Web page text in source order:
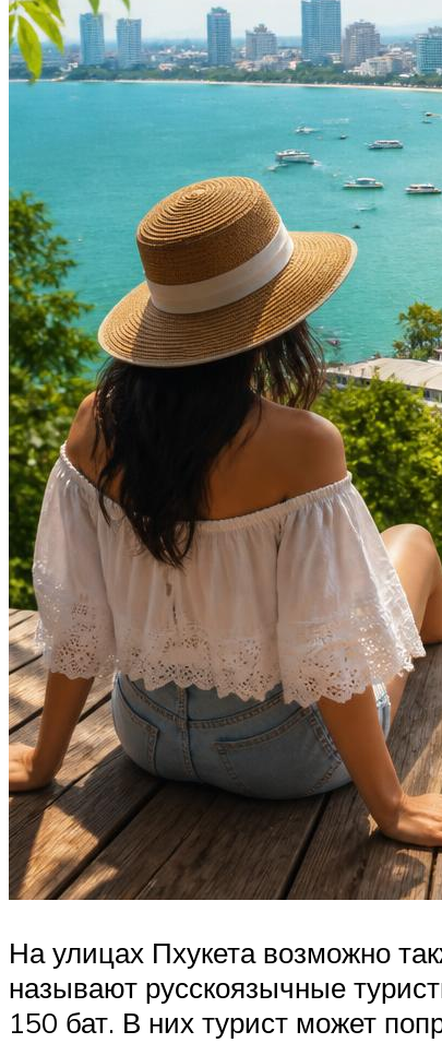
На улицах Пхукета возможно
называют русскоязычные
150 бат. В них турист может